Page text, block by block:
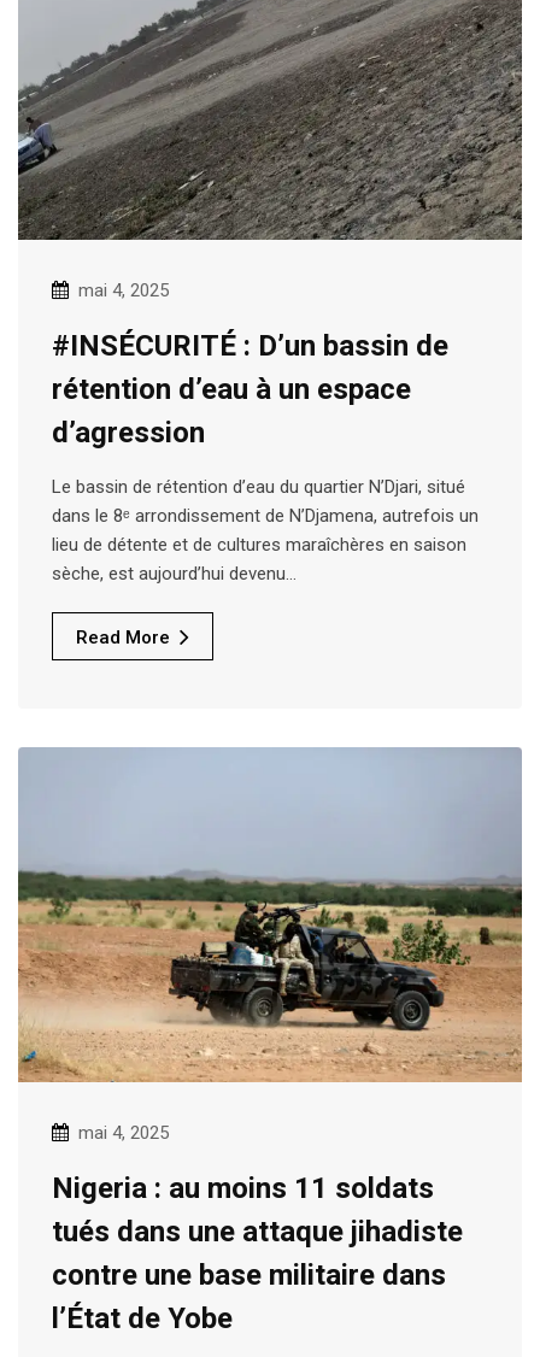
mai 4, 2025
#INSÉCURITÉ : D’un bassin de
rétention d’eau à un espace
d’agression
Le bassin de rétention d’eau du quartier N’Djari, situé
dans le 8ᵉ arrondissement de N’Djamena, autrefois un
lieu de détente et de cultures maraîchères en saison
sèche, est aujourd’hui devenu…
Read More
mai 4, 2025
Nigeria : au moins 11 soldats
tués dans une attaque jihadiste
contre une base militaire dans
l’État de Yobe